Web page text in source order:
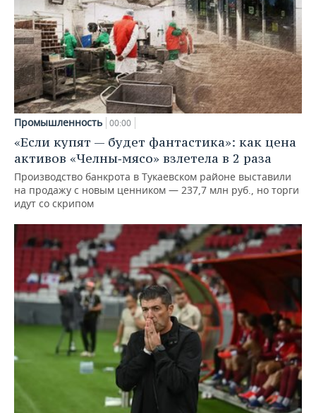
Промышленность 00:00
«Если купят — будет фантастика»: как цена
активов «Челны‑мясо» взлетела в 2 раза
Производство банкрота в Тукаевском районе выставили
на продажу с новым ценником — 237,7 млн руб., но торги
идут со скрипом